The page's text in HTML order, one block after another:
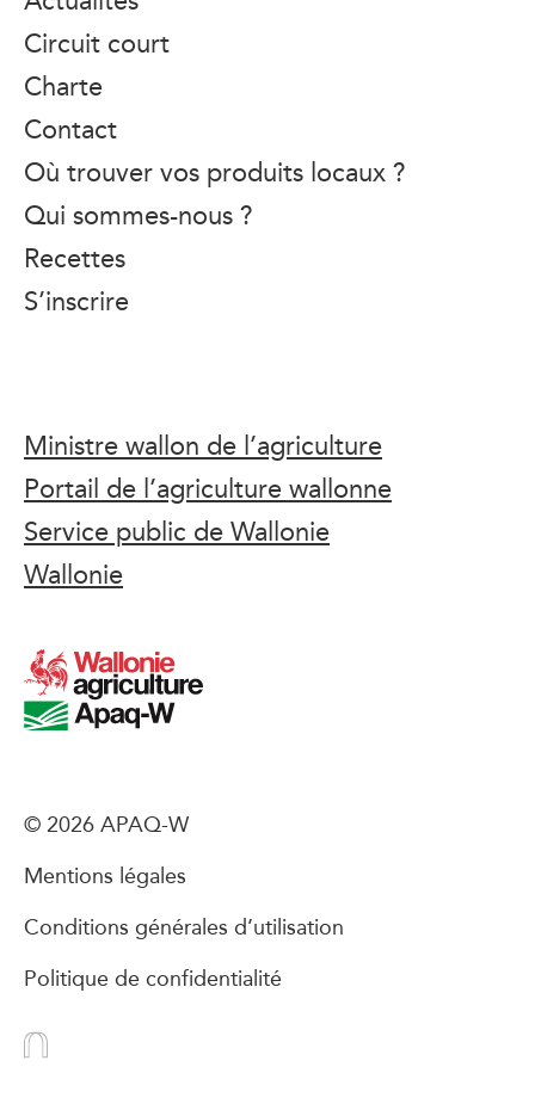
Circuit court
Charte
Contact
Où trouver vos produits locaux ?
Qui sommes-nous ?
Recettes
S’inscrire
Ministre wallon de l’agriculture
Portail de l’agriculture wallonne
Service public de Wallonie
Wallonie
© 2026 APAQ-W
Mentions légales
Conditions générales d’utilisation
Politique de confidentialité